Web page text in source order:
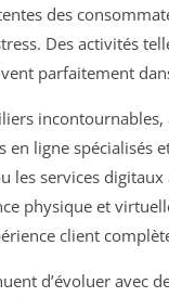
des
Des activités
parfaitement
incontournables,
ligne spécialisés
services digitaux
physique et
client
d’évoluer avec